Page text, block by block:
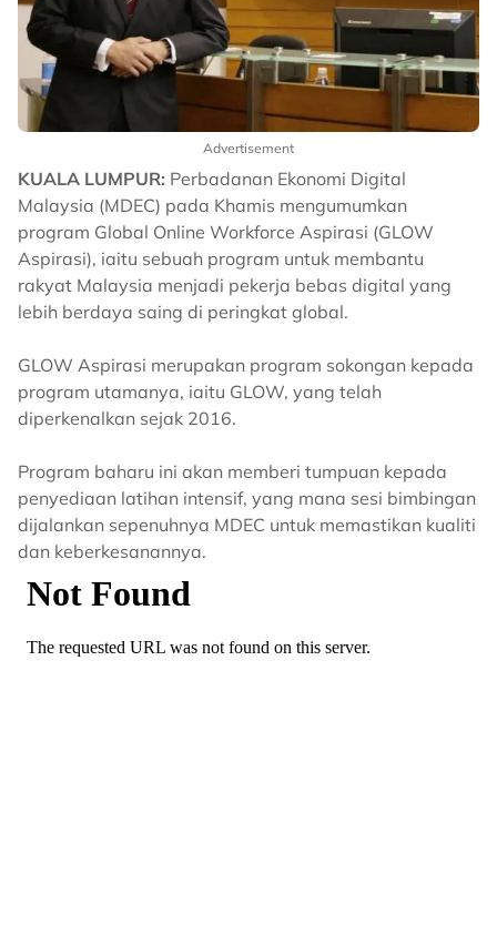
Advertisement
KUALA LUMPUR: Perbadanan Ekonomi Digital
Malaysia (MDEC) pada Khamis mengumumkan
program Global Online Workforce Aspirasi (GLOW
Aspirasi), iaitu sebuah program untuk membantu
rakyat Malaysia menjadi pekerja bebas digital yang
lebih berdaya saing di peringkat global.
GLOW Aspirasi merupakan program sokongan kepada
program utamanya, iaitu GLOW, yang telah
diperkenalkan sejak 2016.
Program baharu ini akan memberi tumpuan kepada
penyediaan latihan intensif, yang mana sesi bimbingan
dijalankan sepenuhnya MDEC untuk memastikan kualiti
dan keberkesanannya.